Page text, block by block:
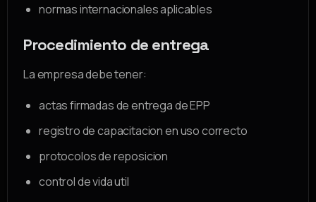
normas internacionales aplicables
Procedimiento de entrega
La empresa debe tener:
actas firmadas de entrega de EPP
registro de capacitacion en uso correcto
protocolos de reposicion
control de vida util